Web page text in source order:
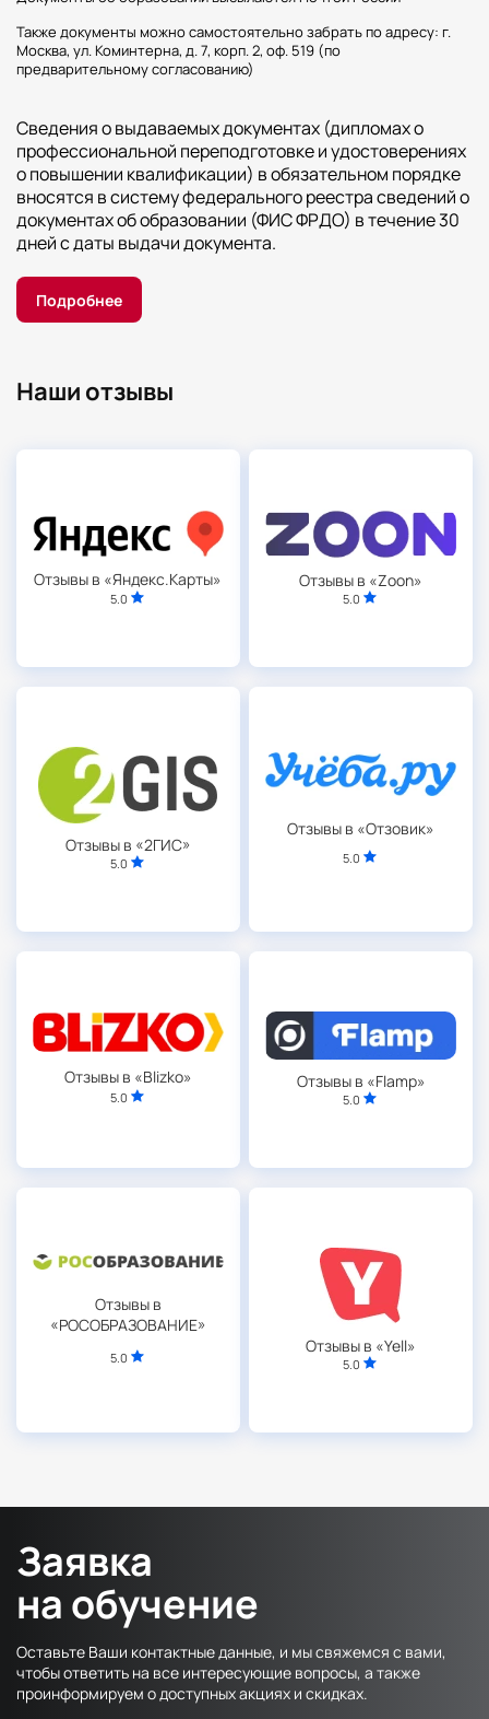
Также документы можно самостоятельно забрать по адресу: г.
Москва, ул. Коминтерна, д. 7, корп. 2, оф. 519 (по
предварительному согласованию)
Сведения о выдаваемых документах (дипломах о
профессиональной переподготовке и удостоверениях
о повышении квалификации) в обязательном порядке
вносятся в систему федерального реестра сведений о
документах об образовании (ФИС ФРДО) в течение 30
дней с даты выдачи документа.
Подробнее
Наши отзывы
Отзывы в «Яндекс.Карты»
5.0
Отзывы в «Zoon»
5.0
Отзывы в «2ГИС»
5.0
Отзывы в «Отзовик»
5.0
Отзывы в «Blizko»
5.0
Отзывы в «Flamp»
5.0
Отзывы в
«РОСОБРАЗОВАНИЕ»
5.0
Отзывы в «Yell»
5.0
Заявка
на обучение
Оставьте Ваши контактные данные, и мы свяжемся с вами,
чтобы ответить на все интересующие вопросы, а также
проинформируем о доступных акциях и скидках.